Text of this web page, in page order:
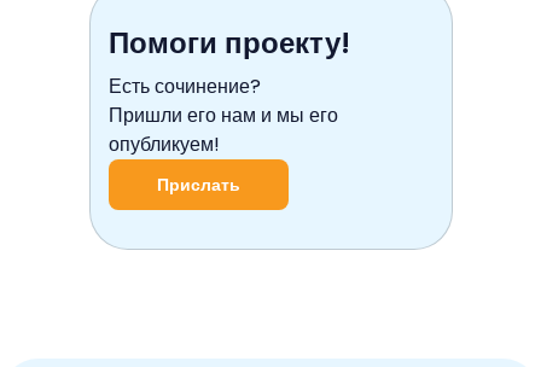
Помоги проекту!
Есть сочинение?
Пришли его нам и мы его
опубликуем!
Прислать